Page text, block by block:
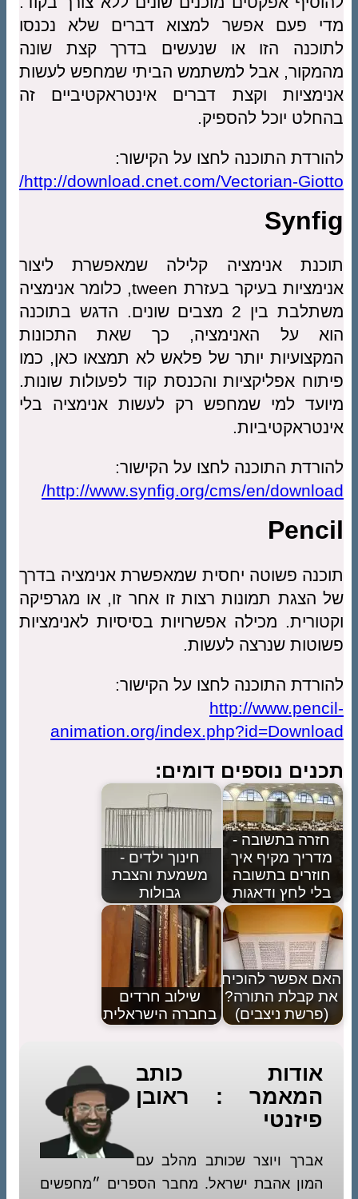
מדי פעם אפשר למצוא דברים שלא נכנסו
לתוכנה הזו או שנעשים בדרך קצת שונה
מהמקור, אבל למשתמש הביתי שמחפש לעשות
אנימציות וקצת דברים אינטראקטיביים זה
בהחלט יוכל להספיק.
להורדת התוכנה לחצו על הקישור:
http://download.cnet.com/Vectorian-Giotto/
Synfig
תוכנת אנימציה קלילה שמאפשרת ליצור
אנימציות בעיקר בעזרת tween, כלומר אנימציה
משתלבת בין 2 מצבים שונים. הדגש בתוכנה
הוא על האנימציה, כך שאת התכונות
המקצועיות יותר של פלאש לא תמצאו כאן, כמו
פיתוח אפליקציות והכנסת קוד לפעולות שונות.
מיועד למי שמחפש רק לעשות אנימציה בלי
אינטראקטיביות.
להורדת התוכנה לחצו על הקישור:
http://www.synfig.org/cms/en/download/
Pencil
תוכנה פשוטה יחסית שמאפשרת אנימציה בדרך
של הצגת תמונות רצות זו אחר זו, או מגרפיקה
וקטורית. מכילה אפשרויות בסיסיות לאנימציות
פשוטות שנרצה לעשות.
להורדת התוכנה לחצו על הקישור:
http://www.pencil-
animation.org/index.php?id=Download
תכנים נוספים דומים:
חזרה בתשובה -
מדריך מקיף איך
חוזרים בתשובה
בלי לחץ ודאגות
חינוך ילדים -
משמעת והצבת
גבולות
האם אפשר להוכיח
את קבלת התורה?
(פרשת ניצבים)
שילוב חרדים
בחברה הישראלית
אודות כותב
המאמר : ראובן
פיזנטי
אברך ויוצר שכותב מהלב עם
המון אהבת ישראל. מחבר הספרים ״מחפשים